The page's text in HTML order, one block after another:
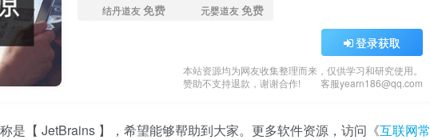
结丹道友免费 元婴道友免费
登录获取
本站资源均为网友收集整理而来，仅供学习和研究使用。
赞助不支持退款，谢谢合作!
客服yearn186@qq.com
是【 JetBrains 】，希望能够帮助到大家。更多软件资源，访问《互联网常